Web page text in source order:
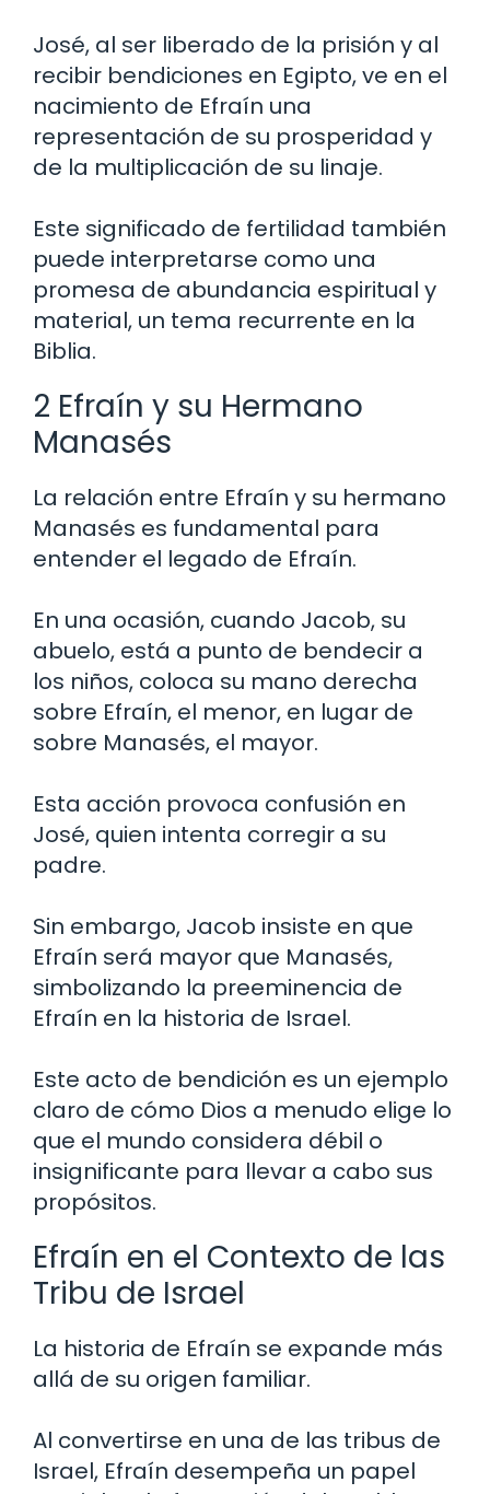
José, al ser liberado de la prisión y al
recibir bendiciones en Egipto, ve en el
nacimiento de Efraín una
representación de su prosperidad y
de la multiplicación de su linaje.
Este significado de fertilidad también
puede interpretarse como una
promesa de abundancia espiritual y
material, un tema recurrente en la
Biblia.
2 Efraín y su Hermano
Manasés
La relación entre Efraín y su hermano
Manasés es fundamental para
entender el legado de Efraín.
En una ocasión, cuando Jacob, su
abuelo, está a punto de bendecir a
los niños, coloca su mano derecha
sobre Efraín, el menor, en lugar de
sobre Manasés, el mayor.
Esta acción provoca confusión en
José, quien intenta corregir a su
padre.
Sin embargo, Jacob insiste en que
Efraín será mayor que Manasés,
simbolizando la preeminencia de
Efraín en la historia de Israel.
Este acto de bendición es un ejemplo
claro de cómo Dios a menudo elige lo
que el mundo considera débil o
insignificante para llevar a cabo sus
propósitos.
Efraín en el Contexto de las
Tribu de Israel
La historia de Efraín se expande más
allá de su origen familiar.
Al convertirse en una de las tribus de
Israel, Efraín desempeña un papel